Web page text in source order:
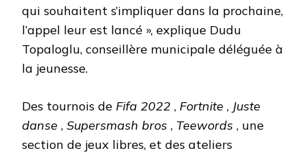
qui souhaitent s’impliquer dans la prochaine,
l’appel leur est lancé », explique Dudu
Topaloglu, conseillère municipale déléguée à
la jeunesse.
Des tournois de Fifa 2022 , Fortnite , Juste
danse , Supersmash bros , Teewords , une
section de jeux libres, et des ateliers